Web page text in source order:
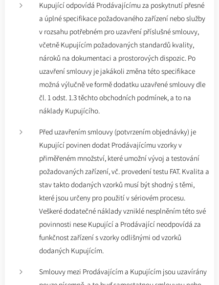
Kupující odpovídá Prodávajícímu za poskytnutí přesné
a úplné specifikace požadovaného zařízení nebo služby
v rozsahu potřebném pro uzavření příslušné smlouvy,
včetně Kupujícím požadovaných standardů kvality,
nároků na dokumentaci a prostorových dispozic. Po
uzavření smlouvy je jakákoli změna této specifikace
možná výlučně ve formě dodatku uzavřené smlouvy dle
čl. 1 odst. 1.3 těchto obchodních podmínek, a to na
náklady Kupujícího.
Před uzavřením smlouvy (potvrzením objednávky) je
Kupující povinen dodat Prodávajícímu vzorky v
přiměřeném množství, které umožní vývoj a testování
požadovaných zařízení, vč. provedení testu FAT. Kvalita a
stav takto dodaných vzorků musí být shodný s těmi,
které jsou určeny pro použití v sériovém procesu.
Veškeré dodatečné náklady vzniklé nesplněním této své
povinnosti nese Kupující a Prodávající neodpovídá za
funkčnost zařízení s vzorky odlišnými od vzorků
dodaných Kupujícím.
Smlouvy mezi Prodávajícím a Kupujícím jsou uzavírány